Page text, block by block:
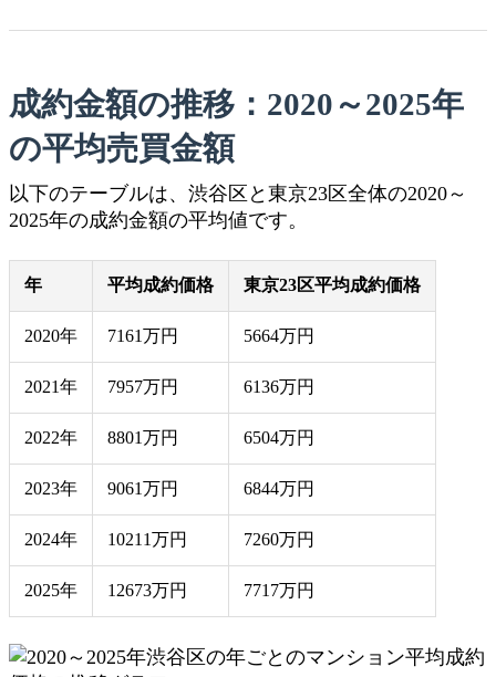
成約金額の推移：2020～2025年
の平均売買金額
以下のテーブルは、渋谷区と東京23区全体の2020～
2025年の成約金額の平均値です。
年 平均成約価格 東京23区平均成約価格
2020年 7161万円 5664万円
2021年 7957万円 6136万円
2022年 8801万円 6504万円
2023年 9061万円 6844万円
2024年 10211万円 7260万円
2025年 12673万円 7717万円